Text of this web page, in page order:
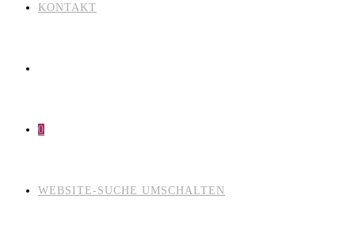
KONTAKT
0
WEBSITE-SUCHE UMSCHALTEN